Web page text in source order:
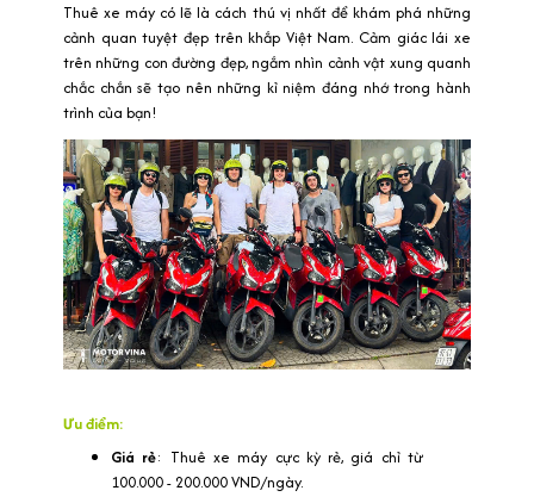
Thuê xe máy có lẽ là cách thú vị nhất để khám phá những
cảnh quan tuyệt đẹp trên khắp Việt Nam. Cảm giác lái xe
trên những con đường đẹp, ngắm nhìn cảnh vật xung quanh
chắc chắn sẽ tạo nên những kỉ niệm đáng nhớ trong hành
trình của bạn!
Ưu điểm:
Giá rẻ: Thuê xe máy cực kỳ rẻ, giá chỉ từ
100.000 - 200.000 VND/ngày.